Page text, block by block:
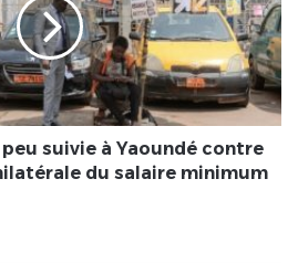
suivie à Yaoundé contre
du salaire minimum